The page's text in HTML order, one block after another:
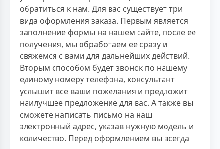
обратиться к нам. Для вас существует три
вида оформления заказа. Первым является
заполнение формы на нашем сайте, после ее
получения, мы обработаем ее сразу и
свяжемся с вами для дальнейших действий.
Вторым способом будет звонок по нашему
единому номеру телефона, консультант
услышит все ваши пожелания и предложит
наилучшее предложение для вас. А также вы
сможете написать письмо на наш
электронный адрес, указав нужную модель и
количество. Перед оформлением вы всегда